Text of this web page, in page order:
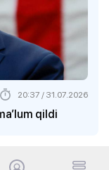
qildi
20:37 / 31.07.2026